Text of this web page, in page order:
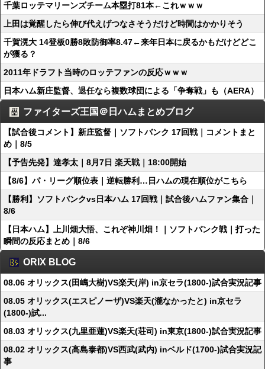
千葉ロッテマリーンズチーム本塁打81本←これｗｗｗ
上田は覚醒したら伸び代えげつなさそうだけど時間はかかりそう
千賀滉大 14登板0勝8敗防御率8.47←来年日本に戻るかもだけどどこ
が獲る？
2011年ドラフト当時のロッテファンの反応ｗｗｗ
日本ハム新庄監督、退任なら複数球団による「争奪戦」も（AERA）
ファイターズ王国＠日ハムまとめブログ
【試合後コメント】新庄監督｜ソフトバンク 17回戦｜コメントまと
め｜8/5
【予告先発】達孝太｜8月7日 楽天戦｜18:00開始
【8/6】パ・リーグ順位表｜逆転勝利…日ハムの現在順位がこちら
【勝利】ソフトバンクvs日本ハム 17回戦｜試合後ハムファン集合｜
8/6
【日本ハム】上川畑大悟、これぞ神川畑！｜ソフトバンク戦｜打った
瞬間の反応まとめ｜8/6
ORIX BLOG
08.06 オリックス(田嶋大樹)VS楽天(岸) in京セラ(1800-)試合実況記事
08.05 オリックス(エスピノーザ)VS楽天(瀧なかったと) in京セラ
(1800-)試...
08.03 オリックス(九里亜蓮)VS楽天(荘司) in東京(1800-)試合実況記事
08.02 オリックス(高島泰都)VS西武(武内) inベルド(1700-)試合実況記
事